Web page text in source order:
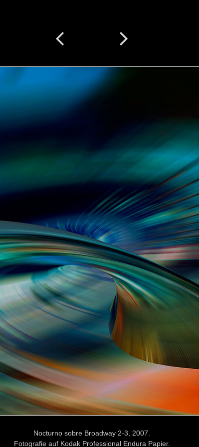
Nocturno sobre Broadway 2-3, 2007.
Fotografie auf Kodak Professional Endura Papier.